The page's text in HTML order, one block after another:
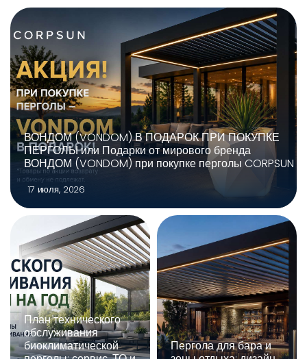
ВОНДОМ (VONDOM) В ПОДАРОК ПРИ ПОКУПКЕ
ПЕРГОЛЫ или Подарки от мирового бренда
ВОНДОМ (VONDOM) при покупке перголы CORPSUN
17 июля, 2026
План технического
обслуживания
биоклиматической
Пергола для бара и